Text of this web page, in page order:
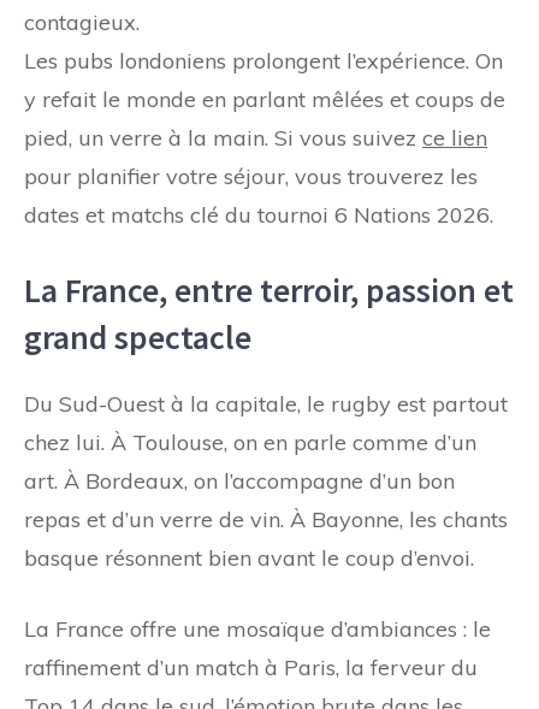
contagieux.
Les pubs londoniens prolongent l’expérience. On
y refait le monde en parlant mêlées et coups de
pied, un verre à la main. Si vous suivez ce lien
pour planifier votre séjour, vous trouverez les
dates et matchs clé du tournoi 6 Nations 2026.
La France, entre terroir, passion et
grand spectacle
Du Sud-Ouest à la capitale, le rugby est partout
chez lui. À Toulouse, on en parle comme d’un
art. À Bordeaux, on l’accompagne d’un bon
repas et d’un verre de vin. À Bayonne, les chants
basque résonnent bien avant le coup d’envoi.
La France offre une mosaïque d’ambiances : le
raffinement d’un match à Paris, la ferveur du